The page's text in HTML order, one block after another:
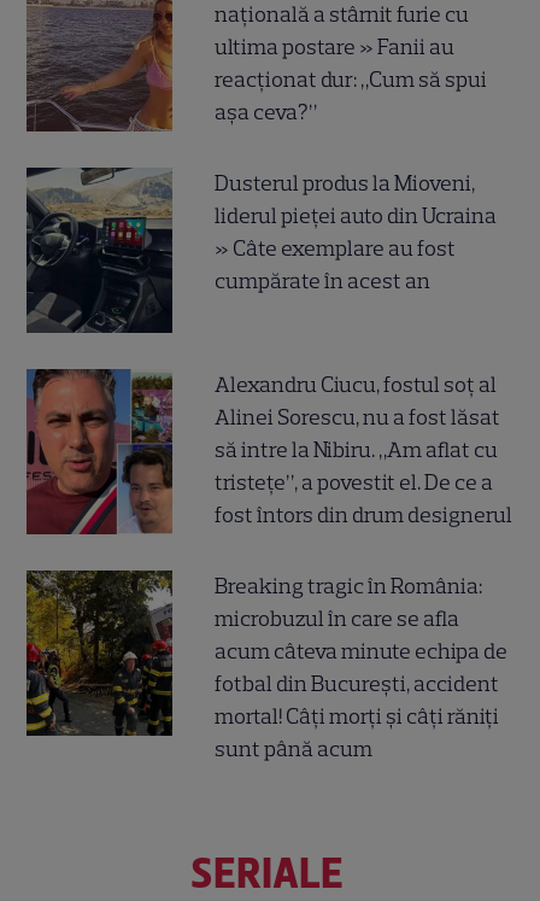
națională a stârnit furie cu
ultima postare » Fanii au
reacționat dur: „Cum să spui
așa ceva?”
Dusterul produs la Mioveni,
liderul pieței auto din Ucraina
» Câte exemplare au fost
cumpărate în acest an
Alexandru Ciucu, fostul soț al
Alinei Sorescu, nu a fost lăsat
să intre la Nibiru. „Am aflat cu
tristețe”, a povestit el. De ce a
fost întors din drum designerul
Breaking tragic în România:
microbuzul în care se afla
acum câteva minute echipa de
fotbal din București, accident
mortal! Câți morți și câți răniți
sunt până acum
SERIALE